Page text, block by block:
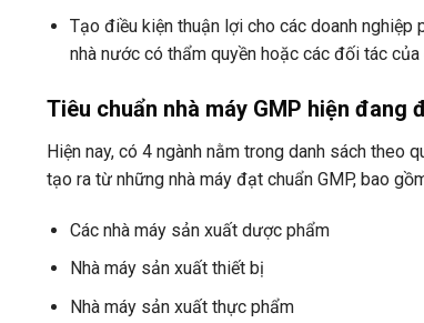
Tạo điều kiện thuận lợi cho các doanh nghiệp
nhà nước có thẩm quyền hoặc các đối tác của
Tiêu chuẩn nhà máy GMP hiện
Hiện nay, có 4 ngành nằm trong danh sách theo
tạo ra từ những nhà máy đạt chuẩn GMP, bao
Các nhà máy sản xuất dược phẩm
Nhà máy sản xuất thiết bị
Nhà máy sản xuất thực phẩm